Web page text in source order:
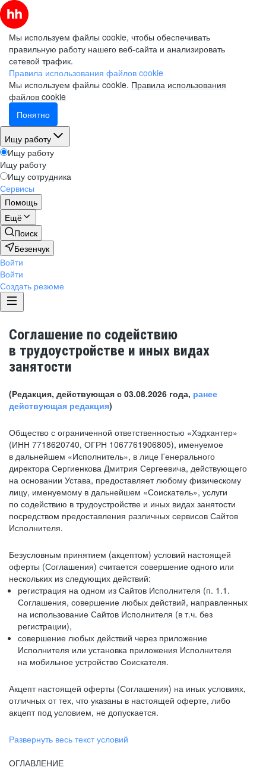
Мы используем файлы cookie, чтобы обеспечивать
правильную работу нашего веб-сайта и анализировать
сетевой трафик.
Правила использования файлов cookie
Мы используем файлы cookie. Правила использования
файлов cookie
Понятно
Ищу работу
Ищу работу
Ищу работу
Ищу сотрудника
Сервисы
Помощь
Ещё
Поиск
Безенчук
Войти
Войти
Создать резюме
Соглашение по содействию
в трудоустройстве и иных видах
занятости
(Редакция, действующая с 03.08.2026 года, ранее
действующая редакция)
Общество с ограниченной ответственностью «Хэдхантер»
(ИНН 7718620740, ОГРН 1067761906805), именуемое
в дальнейшем «Исполнитель», в лице Генерального
директора Сергиенкова Дмитрия Сергеевича, действующего
на основании Устава, предоставляет любому физическому
лицу, именуемому в дальнейшем «Соискатель», услуги
по содействию в трудоустройстве и иных видах занятости
посредством предоставления различных сервисов Сайтов
Исполнителя.
Безусловным принятием (акцептом) условий настоящей
оферты (Соглашения) считается совершение одного или
нескольких из следующих действий:
регистрация на одном из Сайтов Исполнителя (п. 1.1.
Соглашения, совершение любых действий, направленных
на использование Сайтов Исполнителя (в т.ч. без
регистрации),
совершение любых действий через приложение
Исполнителя или установка приложения Исполнителя
на мобильное устройство Соискателя.
Акцепт настоящей оферты (Соглашения) на иных условиях,
отличных от тех, что указаны в настоящей оферте, либо
акцепт под условием, не допускается.
Развернуть весь текст условий
ОГЛАВЛЕНИЕ